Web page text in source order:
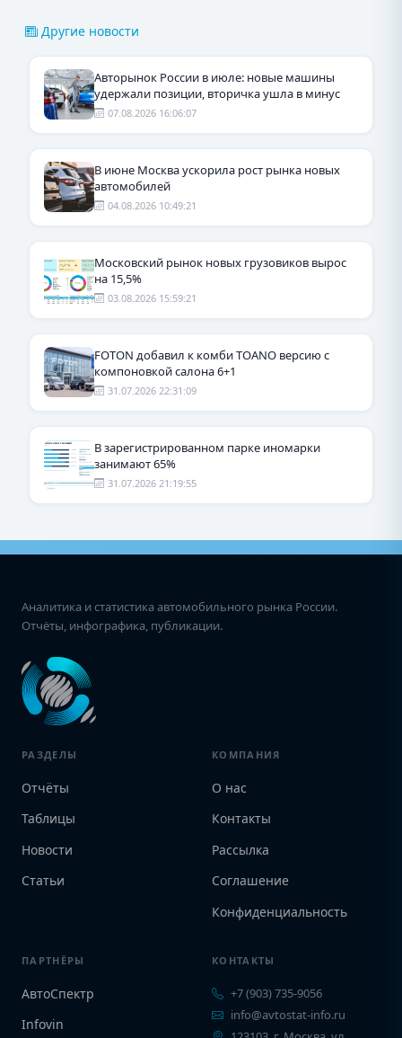
Другие новости
Авторынок России в июле: новые машины
удержали позиции, вторичка ушла в минус
07.08.2026 16:06:07
В июне Москва ускорила рост рынка новых
автомобилей
04.08.2026 10:49:21
Московский рынок новых грузовиков вырос
на 15,5%
03.08.2026 15:59:21
FOTON добавил к комби TOANO версию с
компоновкой салона 6+1
31.07.2026 22:31:09
В зарегистрированном парке иномарки
занимают 65%
31.07.2026 21:19:55
Аналитика и статистика автомобильного рынка России.
Отчёты, инфографика, публикации.
РАЗДЕЛЫ
Отчёты
Таблицы
Новости
Статьи
КОМПАНИЯ
О нас
Контакты
Рассылка
Соглашение
Конфиденциальность
ПАРТНЁРЫ
АвтоСпектр
Infovin
КОНТАКТЫ
+7 (903) 735-9056
info@avtostat-info.ru